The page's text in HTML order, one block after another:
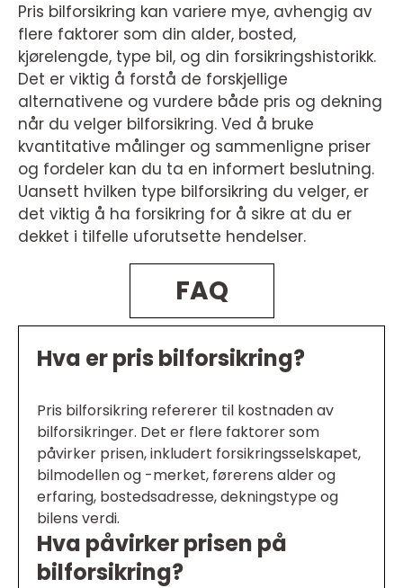
Pris bilforsikring kan variere mye, avhengig av
flere faktorer som din alder, bosted,
kjørelengde, type bil, og din forsikringshistorikk.
Det er viktig å forstå de forskjellige
alternativene og vurdere både pris og dekning
når du velger bilforsikring. Ved å bruke
kvantitative målinger og sammenligne priser
og fordeler kan du ta en informert beslutning.
Uansett hvilken type bilforsikring du velger, er
det viktig å ha forsikring for å sikre at du er
dekket i tilfelle uforutsette hendelser.
FAQ
Hva er pris bilforsikring?
Pris bilforsikring refererer til kostnaden av
bilforsikringer. Det er flere faktorer som
påvirker prisen, inkludert forsikringsselskapet,
bilmodellen og -merket, førerens alder og
erfaring, bostedsadresse, dekningstype og
bilens verdi.
Hva påvirker prisen på
bilforsikring?